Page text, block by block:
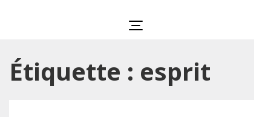
Étiquette : esprit